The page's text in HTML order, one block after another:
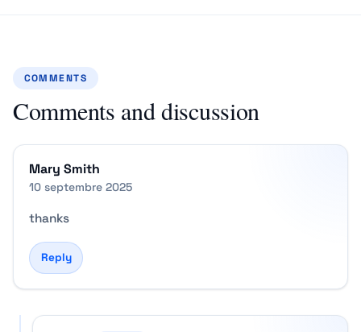
COMMENTS
Comments and discussion
Mary Smith
10 septembre 2025
thanks
Reply